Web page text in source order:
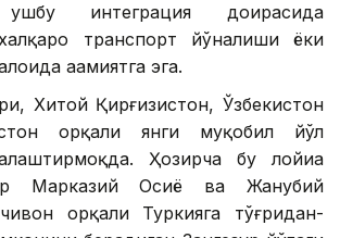
интеграция доирасида
транспорт йўналиши ёки
аҳамиятга эга.
Хитой Қирғизистон, Ўзбекистон
орқали янги муқобил йўл
Ҳозирча бу лойиҳа
Марказий Осиё ва Жанубий
орқали Туркияга тўғридан-